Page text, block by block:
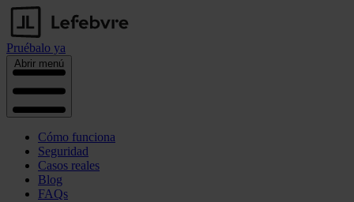
Pruébalo ya
Abrir menú
Cómo funciona
Seguridad
Casos reales
Blog
FAQs